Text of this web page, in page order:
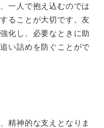
一人で抱え込むのでは
ることが大切です。友
化し、必要なときに助
い詰めを防ぐことがで
精神的な支えとなりま